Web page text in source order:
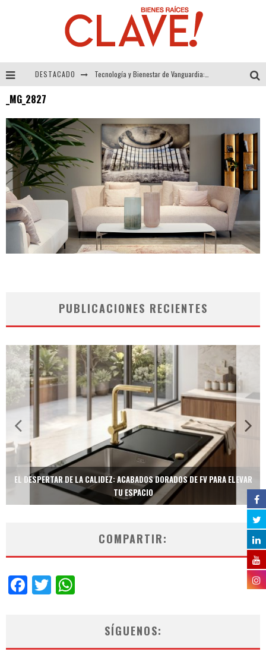
DESTACADO
Alexandra Bedoya – La Constancia detrás de La Paletería
_MG_2827
PUBLICACIONES RECIENTES
EL DESPERTAR DE LA CALIDEZ: ACABADOS DORADOS DE FV PARA ELEVAR
TU ESPACIO
COMPARTIR:
Facebook
Twitter
SÍGUENOS: